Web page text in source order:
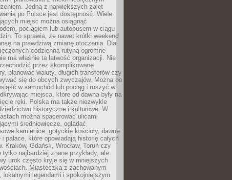
Jedną z największych zalet
po Polsce jest dostępność. Wiele
miejsc można osiągnąć
pociągiem lub autobusem w ciągu
To sprawia, że nawet krótki weekend
na prawdziwą zmianę otoczenia. Dla
codzienną rutyną ogromne
ma właśnie ta łatwość organizacji. Nie
przez skomplikowane
planować waluty, długich transferów czy
się do obcych zwyczajów. Można po
w samochód lub pociąg i ruszyć w
miejsca, które od dawna były na
ręki. Polska ma także niezwykle
historyczne i kulturowe. W
można spacerować ulicami
średniowiecze, oglądać
kamienice, gotyckie kościoły, dawne
i pałace, które opowiadają historię całych
Kraków, Gdańsk, Wrocław, Toruń czy
tylko najbardziej znane przykłady, ale
urok często kryje się w mniejszych
Miasteczka z zachowanym
lokalnymi legendami i spokojniejszym